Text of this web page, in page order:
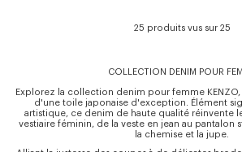
25 produits vus sur 25
COLLECTION DENIM POUR
Explorez la collection denim pour femme
d'une toile japonaise d'exception. Élément
artistique, ce denim de haute qualité réinvente
vestiaire féminin, de la veste en jean au pantalon
la chemise et la jupe.